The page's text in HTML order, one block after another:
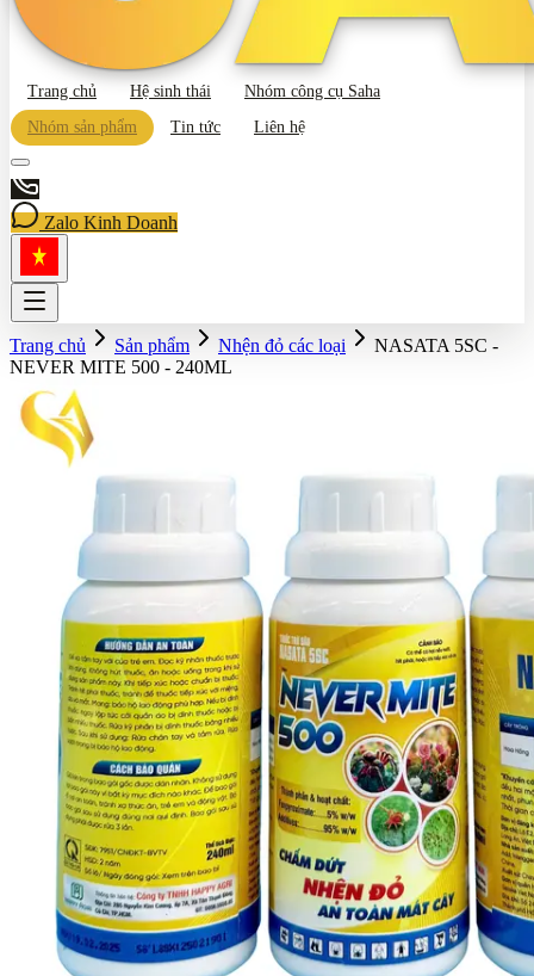
Trang chủ Hệ sinh thái
Nhóm công cụ Saha
Nhóm sản phẩm
Tin tức Liên hệ
Zalo Kinh Doanh
Trang chủ Sản phẩm Nhện đỏ các loại
NASATA 5SC -
NEVER MITE 500 - 240ML